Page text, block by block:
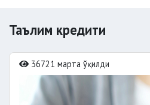
Таълим кредити
36721 марта ўқилди